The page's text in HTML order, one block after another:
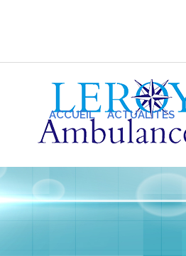
ACCUEIL ACTUALITES